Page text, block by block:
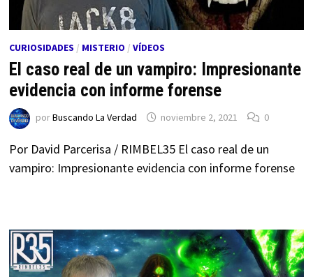
CURIOSIDADES / MISTERIO / VÍDEOS
El caso real de un vampiro: Impresionante
evidencia con informe forense
porBuscando La Verdad noviembre 2, 2021 0
Por David Parcerisa / RIMBEL35 El caso real de un
vampiro: Impresionante evidencia con informe forense